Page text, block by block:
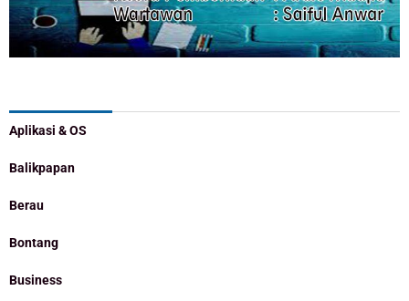
Aplikasi & OS
Balikpapan
Berau
Bontang
Business